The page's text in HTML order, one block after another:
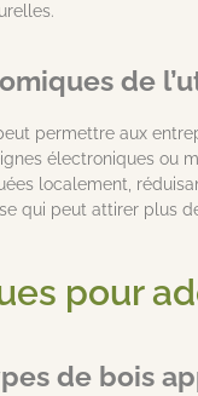
de
permettre aux
électroniques ou
localement,
qui peut attirer plus
pour
de bois